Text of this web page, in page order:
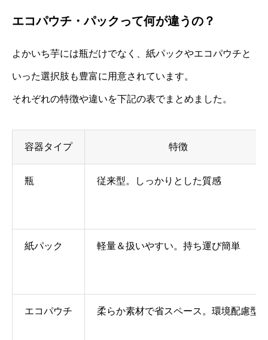
エコパウチ・パックって何が違うの？
よかいち芋には瓶だけでなく、紙パックやエコパウチと
いった選択肢も豊富に用意されています。
それぞれの特徴や違いを下記の表でまとめました。
容器タイプ 特徴
瓶 従来型。しっかりとした質感
紙パック 軽量＆扱いやすい。持ち運び簡単
エコパウチ 柔らか素材で省スペース。環境配慮型